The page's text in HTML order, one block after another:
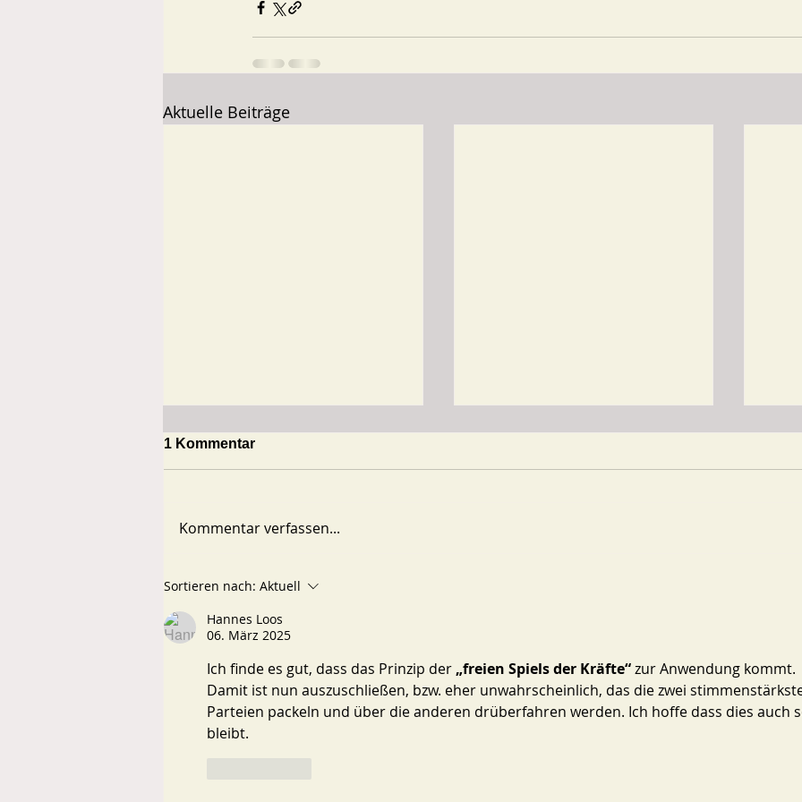
Aktuelle Beiträge
WALD - WASSER -
1 Kommentar
Kommentar verfassen...
Sortieren nach: Aktuell
Hannes Loos
06. März 2025
Ich finde es gut, dass das Prinzip der „freien Spiels der Kräfte“ zur Anwendung kommt.
Damit ist nun auszuschließen, bzw. eher unwahrscheinlich, das die zwei
Parteien packeln und über die anderen drüberfahren werden. Ich hoffe dass dies auch
bleibt.